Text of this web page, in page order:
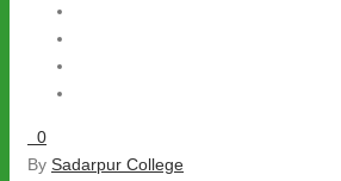
0
By Sadarpur College